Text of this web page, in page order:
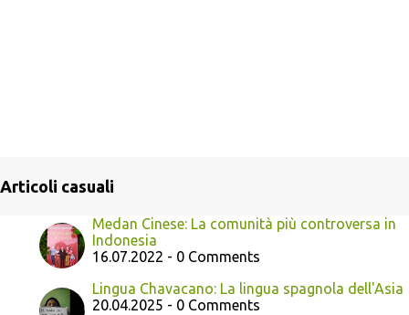
Articoli casuali
Medan Cinese: La comunità più controversa in
Indonesia
16.07.2022 - 0 Comments
Lingua Chavacano: La lingua spagnola dell'Asia
20.04.2025 - 0 Comments